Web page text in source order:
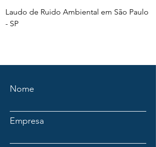
Laudo de Ruido Ambiental em São Paulo
- SP
Nome
Empresa